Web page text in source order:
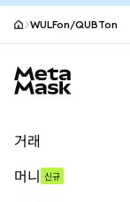
WULFon/QUBTon
거래
머니 신규